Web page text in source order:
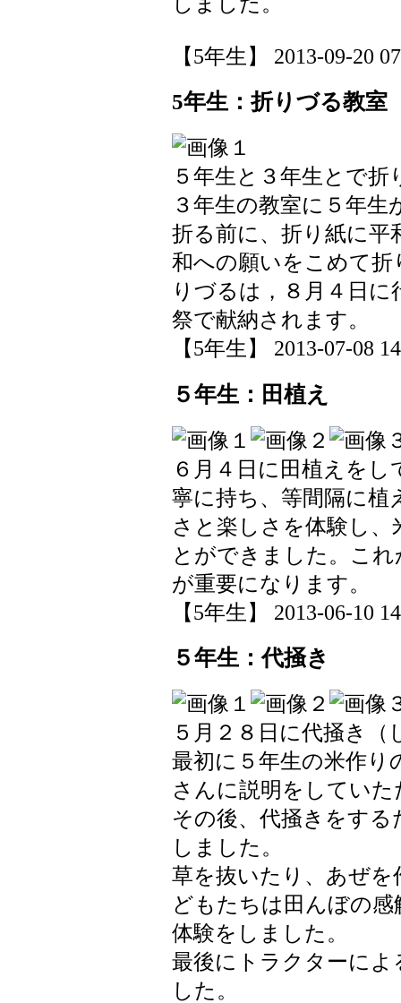
【5年生】 2013-09-20
5年生：折りづる教室
５年生と３年生とで
３年生の教室に５年
折る前に、折り紙に平
和への願いをこめて
りづるは，８月４日
祭で献納されます。
【5年生】 2013-07-08
５年生：田植え
６月４日に田植えを
寧に持ち、等間隔に植
さと楽しさを体験し
とができました。こ
が重要になります。
【5年生】 2013-06-10
５年生：代掻き
５月２８日に代掻き
最初に５年生の米作り
さんに説明をしてい
その後、代掻きをす
しました。
草を抜いたり、あぜ
どもたちは田んぼの
体験をしました。
最後にトラクターに
した。